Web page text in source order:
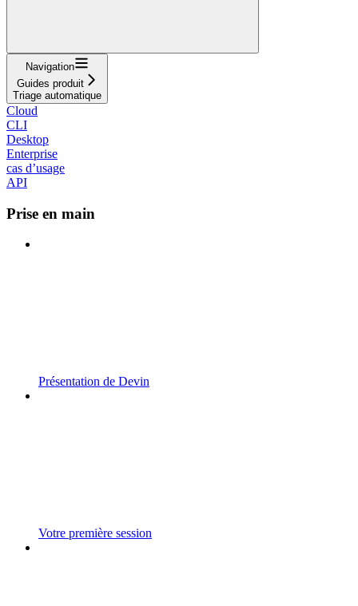
Navigation
Guides produit
Triage automatique
Cloud
CLI
Desktop
Enterprise
cas d’usage
API
Prise en main
Présentation de Devin
Votre première session